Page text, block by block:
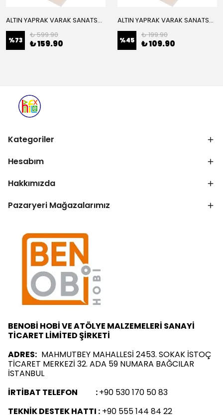
ALTIN YAPRAK VARAK SANATSAL BÜYÜK BOY FOLYO EPOKSİ REÇİNE NAİL ART 16 ADET 14X14 CM ALTIN RENK
%73
₺ 599.90
₺ 159.90
ALTIN YAPRAK VARAK SANATSAL BÜYÜK BOY FOLYO EPOKSİ REÇİNE NAİL ART 8 ADET ALTIN RENK 14X14 CM
%45
₺ 199.90
₺ 109.90
Kategoriler
Hesabım
Hakkımızda
Pazaryeri Mağazalarımız
BENOBİ HOBİ VE ATÖLYE MALZEMELERİ SANAYİ
TİCARET LİMİTED ŞİRKETİ
ADRES: MAHMUTBEY MAHALLESİ 2453. SOKAK İSTOÇ
TİCARET MERKEZİ 32. ADA 59 NUMARA BAĞCILAR
İSTANBUL
İRTİBAT TELEFON :+90 530 170 50 83
TEKNİK DESTEK HATTI : +90 555 144 84 22